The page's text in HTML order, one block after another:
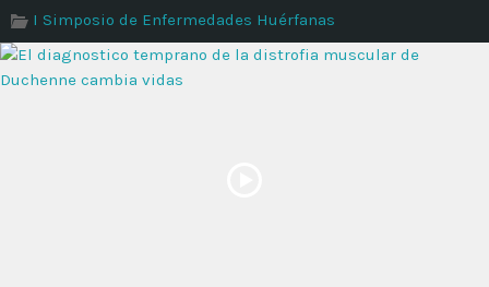
I Simposio de Enfermedades Huérfanas